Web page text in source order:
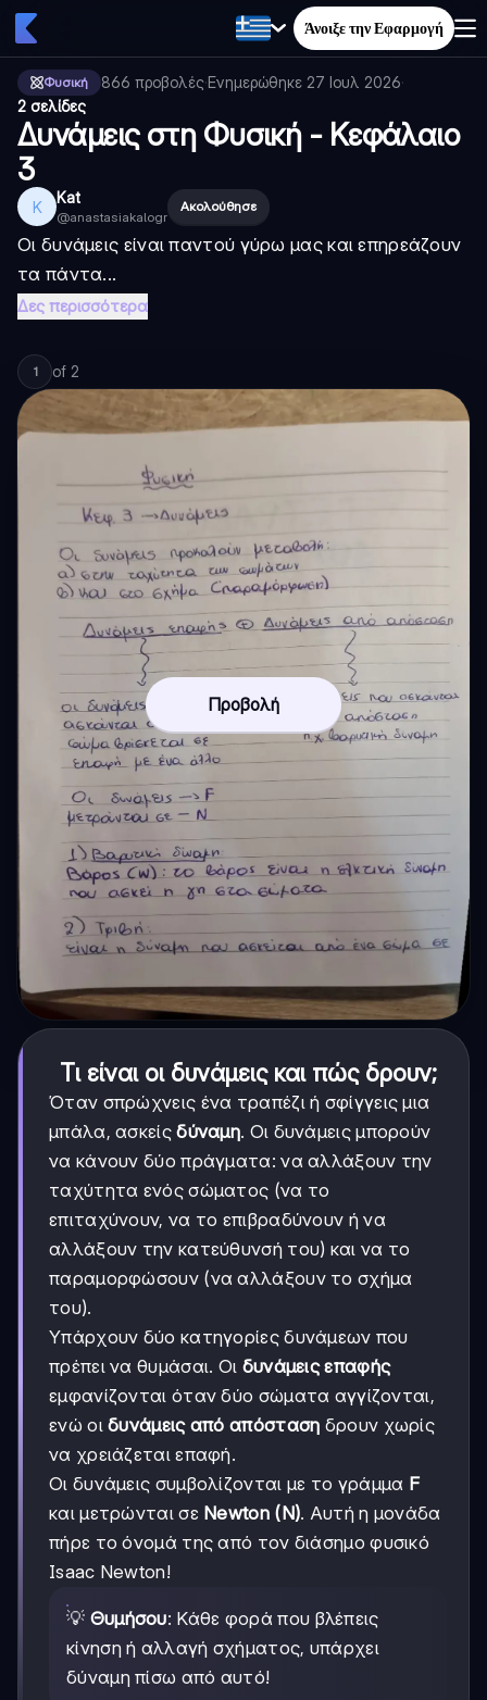
Άνοιξε την Εφαρμογή
Φυσική 866 προβολές·Ενημερώθηκε 27 Ιουλ 2026·
2 σελίδες
Δυνάμεις στη Φυσική - Κεφάλαιο
3
K Kat
@anastasiakalogr
Ακολούθησε
Οι δυνάμεις είναι παντού γύρω μας και επηρεάζουν
τα πάντα...
Δες περισσότερα
1 of 2
Προβολή
Τι είναι οι δυνάμεις και πώς δρουν;
Όταν σπρώχνεις ένα τραπέζι ή σφίγγεις μια
μπάλα, ασκείςδύναμη. Οι δυνάμεις μπορούν
να κάνουν δύο πράγματα: να αλλάξουν την
ταχύτητα ενός σώματος (να το
επιταχύνουν, να το επιβραδύνουν ή να
αλλάξουν την κατεύθυνσή του) και να το
παραμορφώσουν (να αλλάξουν το σχήμα
του).
Υπάρχουν δύο κατηγορίες δυνάμεων που
πρέπει να θυμάσαι. Οι δυνάμεις επαφής
εμφανίζονται όταν δύο σώματα αγγίζονται,
ενώ οιδυνάμεις από απόσταση δρουν χωρίς
να χρειάζεται επαφή.
Οι δυνάμεις συμβολίζονται με το γράμμα F
και μετρώνται σε Newton (N). Αυτή η μονάδα
πήρε το όνομά της από τον διάσημο φυσικό
Isaac Newton!
💡 Θυμήσου: Κάθε φορά που βλέπεις
κίνηση ή αλλαγή σχήματος, υπάρχει
δύναμη πίσω από αυτό!